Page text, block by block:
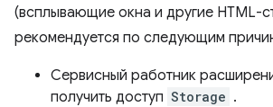
(всплывающие окна и другие HTML-
рекомендуется по следующим
Сервисный работник
получить доступ Storage .